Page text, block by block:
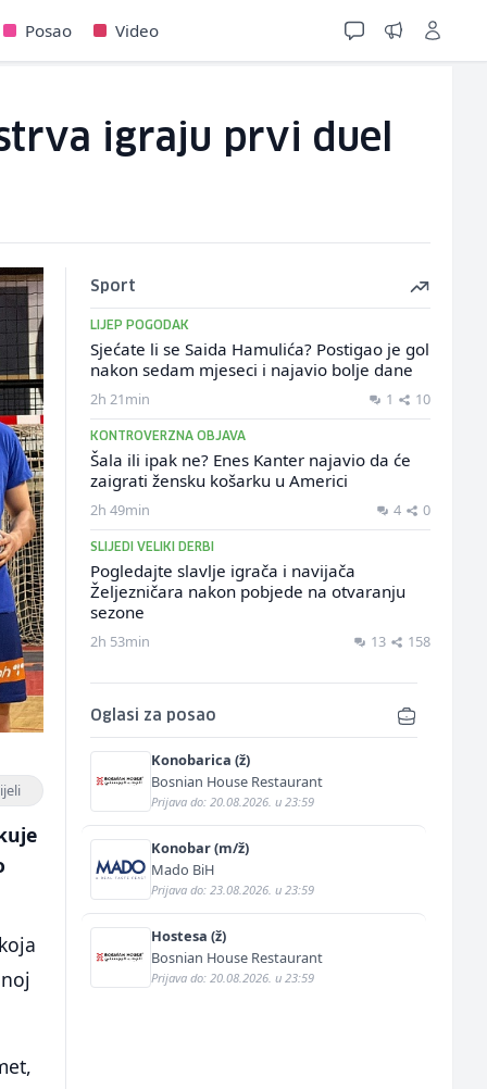
Posao Video
igraju prvi duel
Sport
LIJEP POGODAK
Sjećate li se Saida Hamulića? Postigao je gol
nakon sedam mjeseci i najavio bolje dane
2h 21min 1 10
KONTROVERZNA OBJAVA
Šala ili ipak ne? Enes Kanter najavio da će
zaigrati žensku košarku u Americi
2h 49min 4 0
SLIJEDI VELIKI DERBI
Pogledajte slavlje igrača i navijača
Željezničara nakon pobjede na otvaranju
sezone
2h 53min 13 158
Oglasi za posao
Konobarica (ž)
Bosnian House Restaurant
Prijava do: 20.08.2026. u 23:59
Konobar (m/ž)
Mado BiH
Prijava do: 23.08.2026. u 23:59
Hostesa (ž)
Bosnian House Restaurant
Prijava do: 20.08.2026. u 23:59